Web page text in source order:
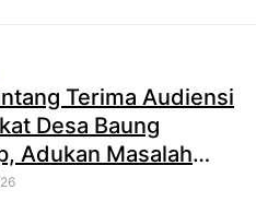
Terima Audiensi
Desa Baung
Adukan Masalah
Perkebunan